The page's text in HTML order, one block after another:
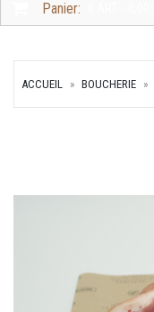
Panier:
ACCUEIL BOUCHERIE